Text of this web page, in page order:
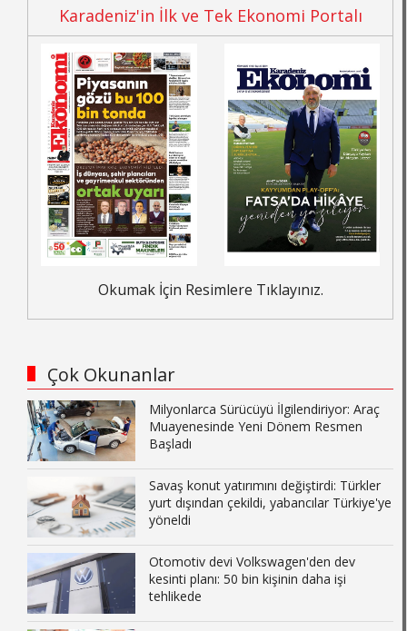
Karadeniz'in İlk ve Tek Ekonomi Portalı
Okumak İçin Resimlere Tıklayınız.
Çok Okunanlar
Milyonlarca Sürücüyü İlgilendiriyor: Araç
Muayenesinde Yeni Dönem Resmen
Başladı
Savaş konut yatırımını değiştirdi: Türkler
yurt dışından çekildi, yabancılar Türkiye'ye
yöneldi
Otomotiv devi Volkswagen'den dev
kesinti planı: 50 bin kişinin daha işi
tehlikede